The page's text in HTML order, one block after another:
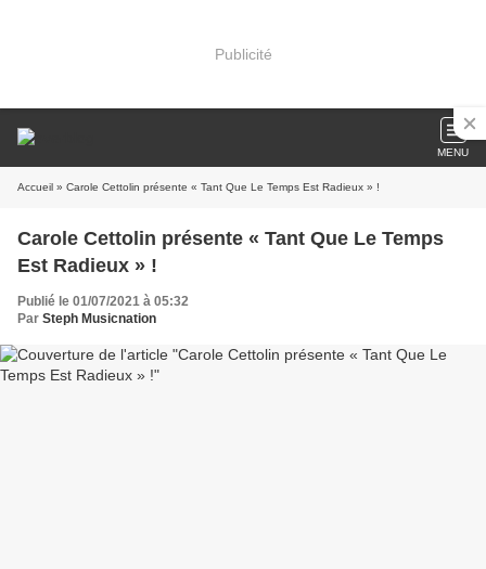
Publicité
MENU
Accueil » Carole Cettolin présente « Tant Que Le Temps Est Radieux » !
Carole Cettolin présente « Tant Que Le Temps
Est Radieux » !
Publié le 01/07/2021 à 05:32
Par Steph Musicnation